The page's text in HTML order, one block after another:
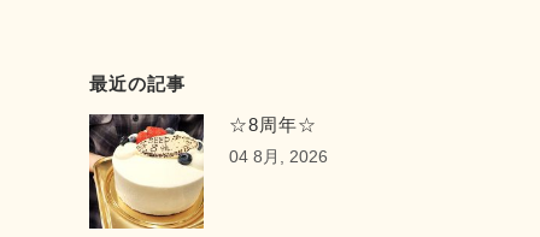
最近の記事
☆8周年☆
04 8月, 2026